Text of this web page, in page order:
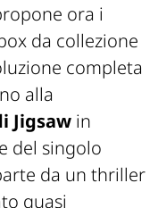
ora i
da collezione
completa
alla
Jigsaw in
del singolo
da un thriller
quasi